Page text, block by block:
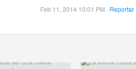
Feb 11, 2014 10:01 PM · Reportar